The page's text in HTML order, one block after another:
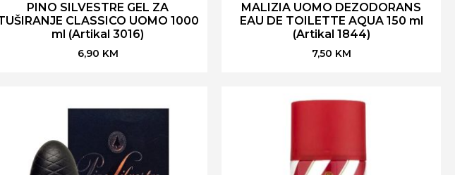
PINO SILVESTRE GEL ZA
CLASSICO UOMO 1000
ml (Artikal 3016)
6,90 KM
MALIZIA UOMO DEZODORANS
EAU DE TOILETTE AQUA 150 ml
(Artikal 1844)
7,50 KM